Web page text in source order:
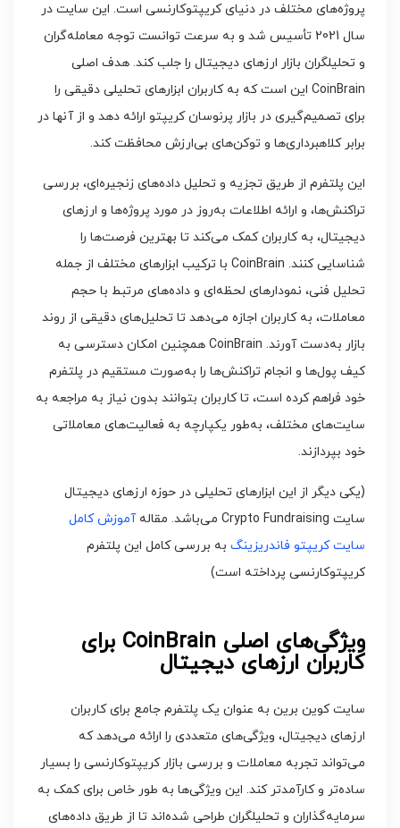
پروژه‌های مختلف در دنیای کریپتوکارنسی است. این سایت در
سال 2021 تأسیس شد و به سرعت توانست توجه معامله‌گران
و تحلیلگران بازار ارزهای دیجیتال را جلب کند. هدف اصلی
CoinBrain این است که به کاربران ابزارهای تحلیلی دقیقی را
برای تصمیم‌گیری در بازار پرنوسان کریپتو ارائه دهد و از آنها در
برابر کلاهبرداری‌ها و توکن‌های بی‌ارزش محافظت کند.
این پلتفرم از طریق تجزیه و تحلیل داده‌های زنجیره‌ای، بررسی
تراکنش‌ها، و ارائه اطلاعات به‌روز در مورد پروژه‌ها و ارزهای
دیجیتال، به کاربران کمک می‌کند تا بهترین فرصت‌ها را
شناسایی کنند. CoinBrain با ترکیب ابزارهای مختلف از جمله
تحلیل فنی، نمودارهای لحظه‌ای و داده‌های مرتبط با حجم
معاملات، به کاربران اجازه می‌دهد تا تحلیل‌های دقیقی از روند
بازار به‌دست آورند. CoinBrain همچنین امکان دسترسی به
کیف پول‌ها و انجام تراکنش‌ها را به‌صورت مستقیم در پلتفرم
خود فراهم کرده است، تا کاربران بتوانند بدون نیاز به مراجعه به
سایت‌های مختلف، به‌طور یکپارچه به فعالیت‌های معاملاتی
خود بپردازند.
(یکی دیگر از این ابزارهای تحلیلی در حوزه ارزهای دیجیتال
سایت Crypto Fundraising می‌باشد. مقاله
آموزش کامل
سایت کریپتو فاندریزینگ به بررسی کامل این پلتفرم
کریپتوکارنسی پرداخته است)
ویژگی‌های اصلی CoinBrain برای
کاربران ارزهای دیجیتال
سایت کوین برین به عنوان یک پلتفرم جامع برای کاربران
ارزهای دیجیتال، ویژگی‌های متعددی را ارائه می‌دهد که
می‌تواند تجربه معاملات و بررسی بازار کریپتوکارنسی را بسیار
ساده‌تر و کارآمدتر کند. این ویژگی‌ها به طور خاص برای کمک به
سرمایه‌گذاران و تحلیلگران طراحی شده‌اند تا از طریق داده‌های